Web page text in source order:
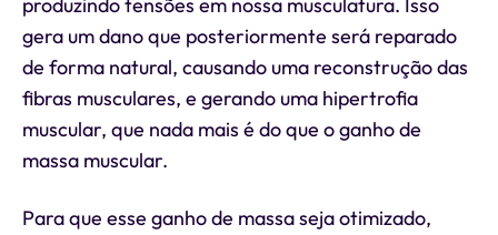
gera um dano que posteriormente será reparado
de forma natural, causando uma reconstrução das
fibras musculares, e gerando uma hipertrofia
muscular, que nada mais é do que o ganho de
massa muscular.
Para que esse ganho de massa seja otimizado,